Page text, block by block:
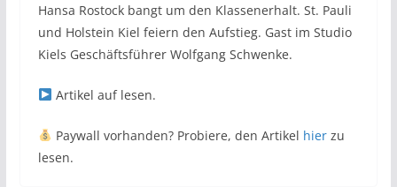
Hansa Rostock bangt um den Klassenerhalt. St. Pauli
und Holstein Kiel feiern den Aufstieg. Gast im Studio
Kiels Geschäftsführer Wolfgang Schwenke.
Artikel auf lesen.
Paywall vorhanden? Probiere, den Artikel hierzu
lesen.